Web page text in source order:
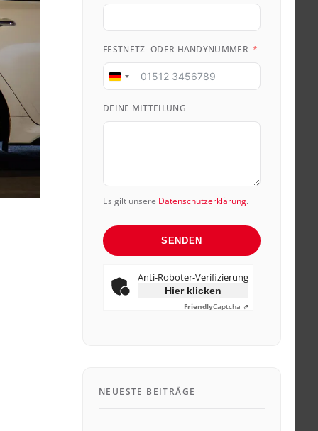
FESTNETZ- ODER HANDYNUMMER
Germany
DEINE MITTEILUNG
Es gilt unsere Datenschutzerklärung.
SENDEN
Anti-Roboter-Verifizierung
Hier klicken
FriendlyCaptcha ⇗
NEUESTE BEITRÄGE